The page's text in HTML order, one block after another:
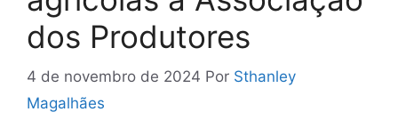
dos Produtores
4 de novembro de 2024 Por Sthanley
Magalhães